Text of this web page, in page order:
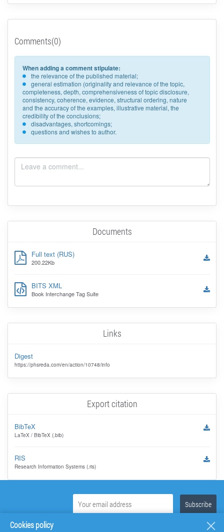
Comments(0)
When adding a comment stipulate:
the relevance of the published material;
general estimation (originality and relevance of the topic,
completeness, depth, comprehensiveness of topic disclosure,
consistency, coherence, evidence, structural ordering, nature
and the accuracy of the examples, illustrative material, the
credibility of the conclusions;
disadvantages, shortcomings;
questions and wishes to author.
Documents
Full text (RUS)
200.22Kb
BITS XML
Book Interchange Tag Suite
Links
Digest
https://phsreda.com/en/action/10748/info
Export citation
BibTeX
LaTeX / BibTeX (.bib)
RIS
Research Information Systems (.ris)
Cookies policy